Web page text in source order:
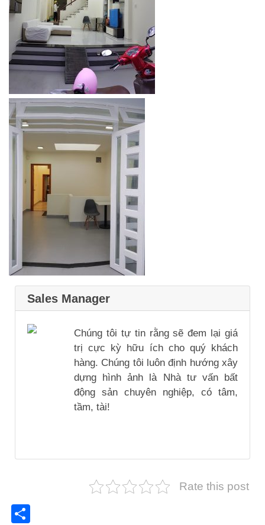
Sales Manager
Chúng tôi tự tin rằng sẽ đem lại giá
trị cực kỳ hữu ích cho quý khách
hàng. Chúng tôi luôn định hướng xây
dựng hình ảnh là Nhà tư vấn bất
động sản chuyên nghiệp, có tâm,
tầm, tài!
Rate this post